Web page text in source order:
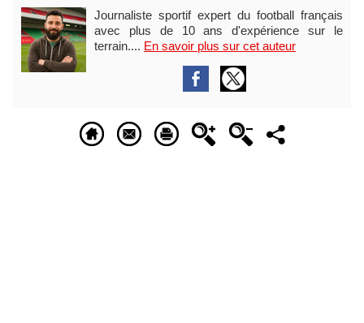
Journaliste sportif expert du football français
avec plus de 10 ans d'expérience sur le
terrain.... En savoir plus sur cet auteur